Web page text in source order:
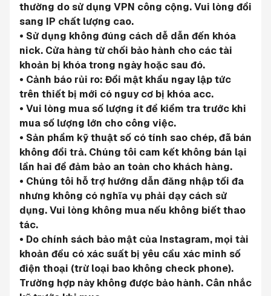
thường do sử dụng VPN công cộng. Vui lòng đổi
sang IP chất lượng cao.
• Sử dụng không đúng cách dễ dẫn đến khóa
nick. Cửa hàng từ chối bảo hành cho các tài
khoản bị khóa trong ngày hoặc sau đó.
• Cảnh báo rủi ro: Đổi mật khẩu ngay lập tức
trên thiết bị mới có nguy cơ bị khóa acc.
• Vui lòng mua số lượng ít để kiểm tra trước khi
mua số lượng lớn cho công việc.
• Sản phẩm kỹ thuật số có tính sao chép, đã bán
không đổi trả. Chúng tôi cam kết không bán lại
lần hai để đảm bảo an toàn cho khách hàng.
• Chúng tôi hỗ trợ hướng dẫn đăng nhập tối đa
nhưng không có nghĩa vụ phải dạy cách sử
dụng. Vui lòng không mua nếu không biết thao
tác.
• Do chính sách bảo mật của Instagram, mọi tài
khoản đều có xác suất bị yêu cầu xác minh số
điện thoại (trừ loại bao không check phone).
Trường hợp này không được bảo hành. Cân nhắc